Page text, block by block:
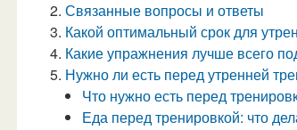
Связанные вопросы и ответы
Какой оптимальный срок для
Какие упражнения лучше всего
Нужно ли есть перед утренней
Что нужно есть перед
Еда перед тренировкой: что